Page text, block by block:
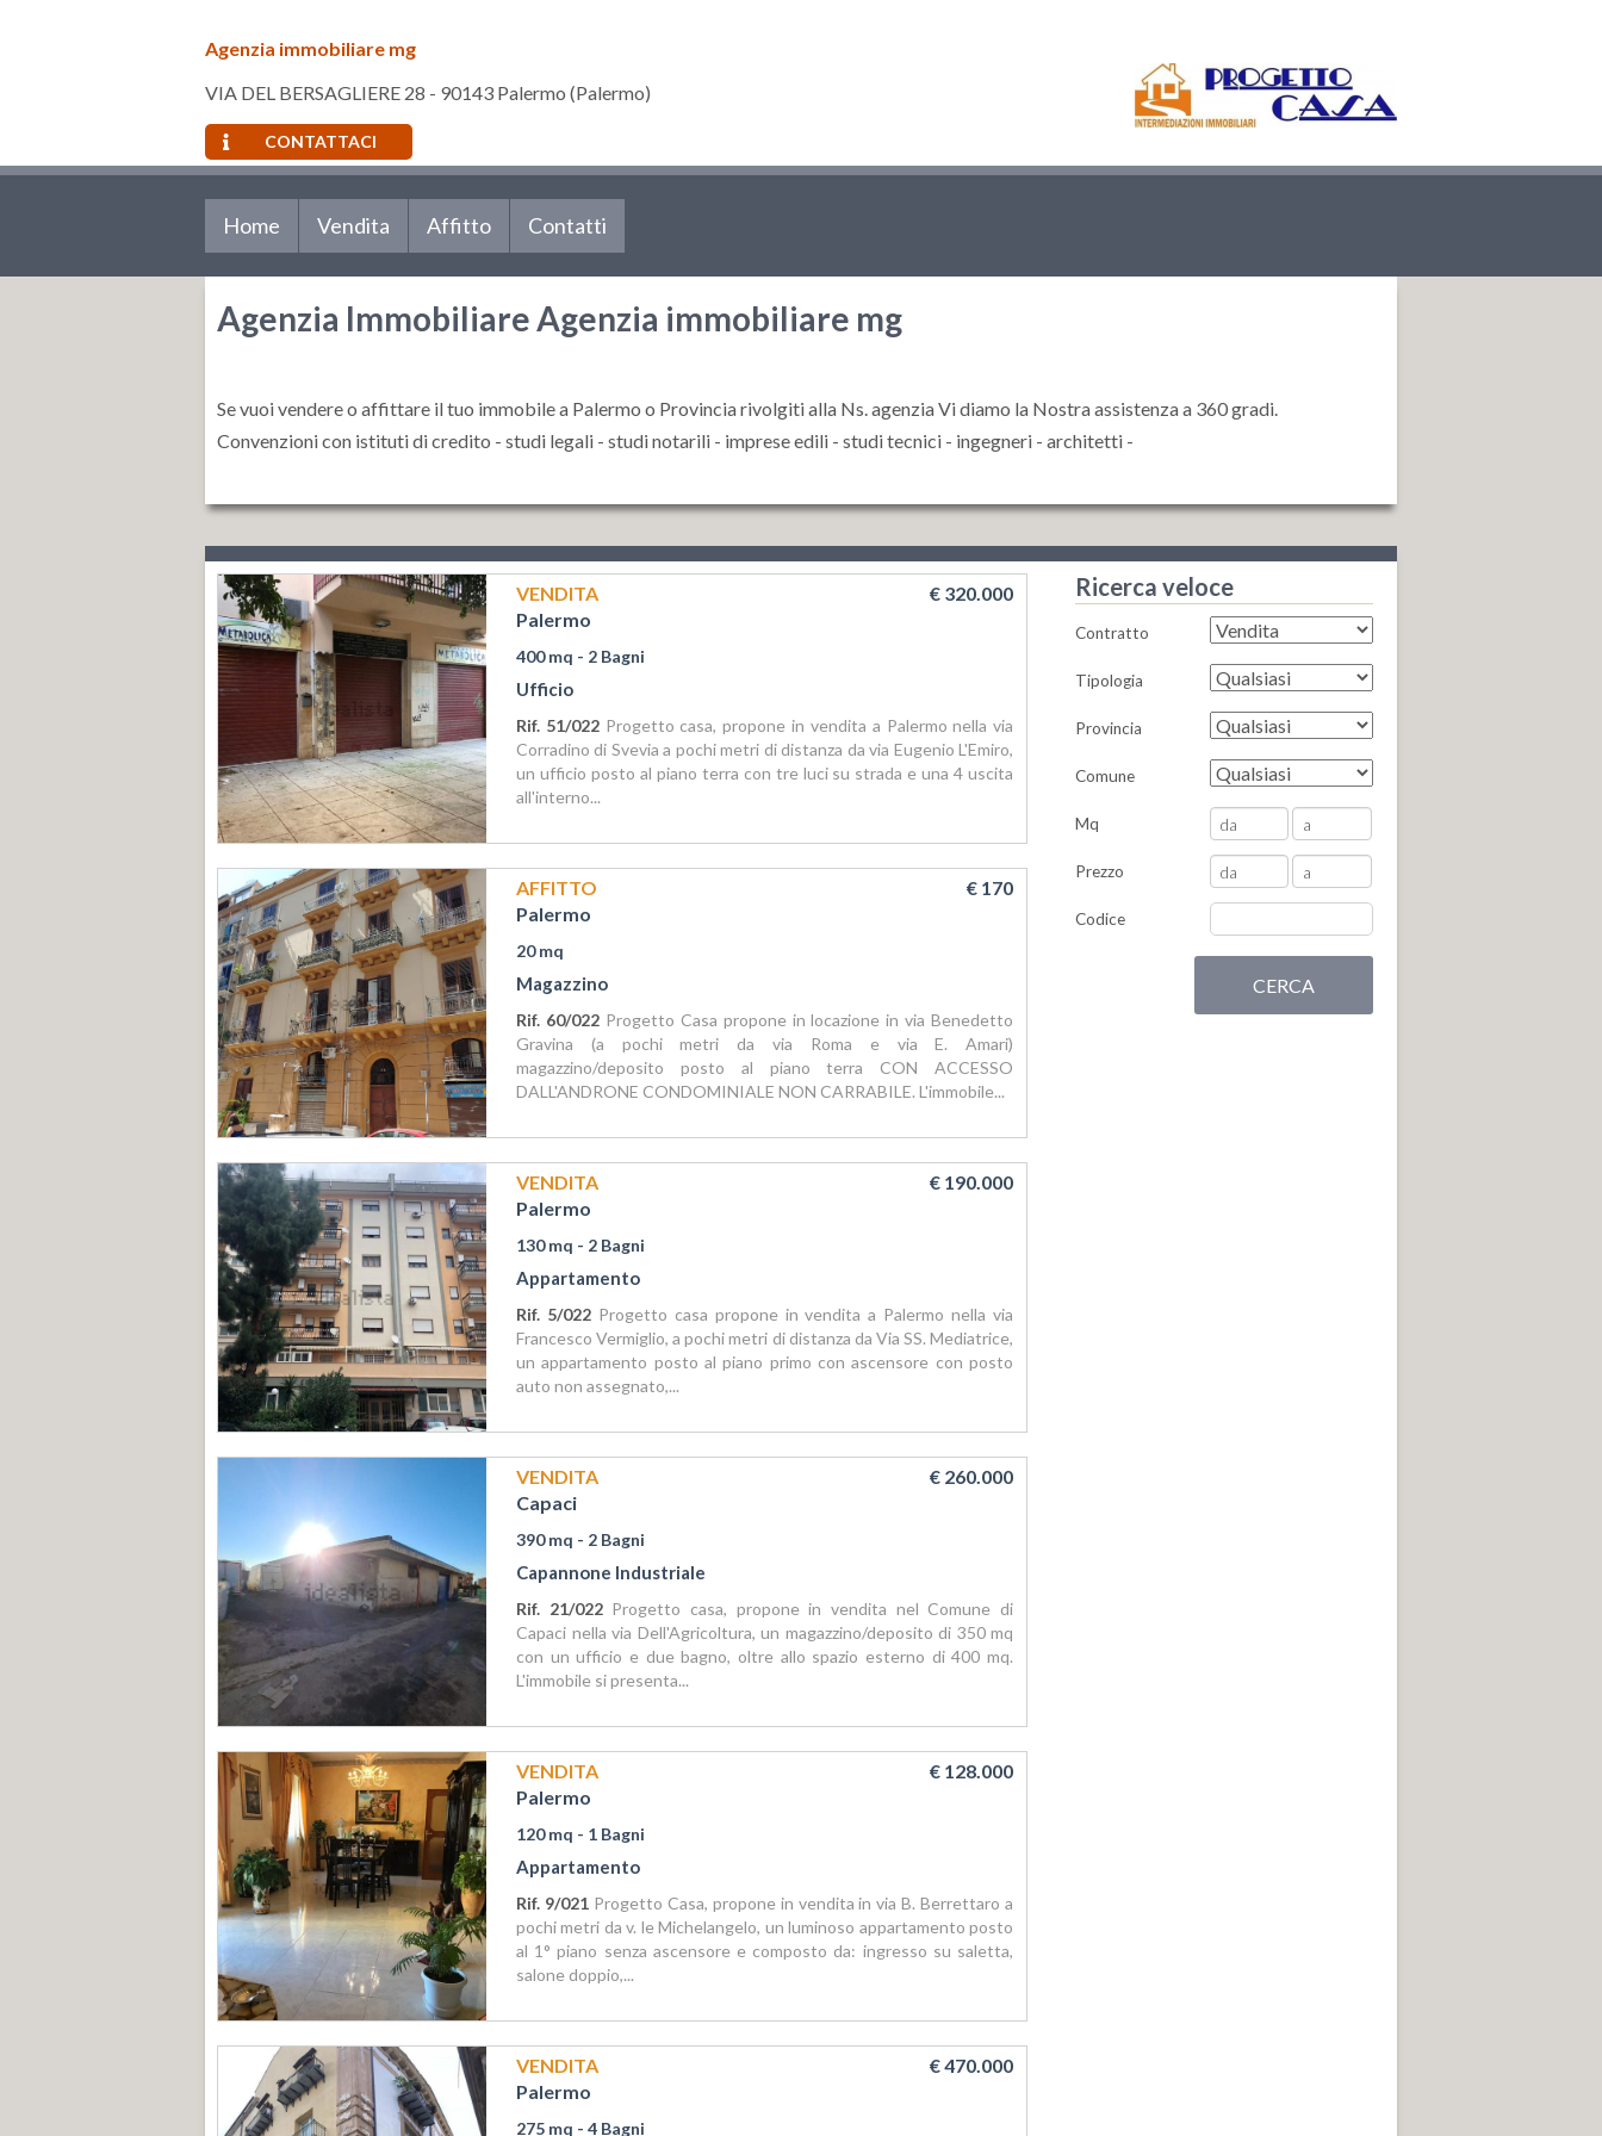
Agenzia immobiliare mg
VIA DEL BERSAGLIERE 28 - 90143 Palermo (Palermo)
CONTATTACI
Home Vendita Affitto Contatti
Agenzia Immobiliare Agenzia immobiliare mg
Se vuoi vendere o affittare il tuo immobile a Palermo o Provincia rivolgiti alla Ns. agenzia Vi diamo la Nostra assistenza a 360 gradi.
Convenzioni con istituti di credito - studi legali - studi notarili - imprese edili - studi tecnici - ingegneri - architetti -
VENDITA
€ 320.000
Palermo
400 mq - 2 Bagni
Ufficio
Rif. 51/022Progetto casa, propone in vendita a Palermo nella via
Corradino di Svevia a pochi metri di distanza da via Eugenio L'Emiro,
un ufficio posto al piano terra con tre luci su strada e una 4 uscita
all'interno...
AFFITTO
€ 170
Palermo
20 mq
Magazzino
Rif. 60/022Progetto Casa propone in locazione in via Benedetto
Gravina (a pochi metri da via Roma e via E. Amari)
magazzino/deposito posto al piano terra CON ACCESSO
DALL'ANDRONE CONDOMINIALE NON CARRABILE. L'immobile...
VENDITA
€ 190.000
Palermo
130 mq - 2 Bagni
Appartamento
Rif. 5/022Progetto casa propone in vendita a Palermo nella via
Francesco Vermiglio, a pochi metri di distanza da Via SS. Mediatrice,
un appartamento posto al piano primo con ascensore con posto
auto non assegnato,...
VENDITA
€ 260.000
Capaci
390 mq - 2 Bagni
Capannone Industriale
Rif. 21/022Progetto casa, propone in vendita nel Comune di
Capaci nella via Dell'Agricoltura, un magazzino/deposito di 350 mq
con un ufficio e due bagno, oltre allo spazio esterno di 400 mq.
L'immobile si presenta...
VENDITA
€ 128.000
Palermo
120 mq - 1 Bagni
Appartamento
Rif. 9/021Progetto Casa, propone in vendita in via B. Berrettaro a
pochi metri da v. le Michelangelo, un luminoso appartamento posto
al 1° piano senza ascensore e composto da: ingresso su saletta,
salone doppio,...
VENDITA
€ 470.000
Palermo
275 mq - 4 Bagni
Ricerca veloce
Contratto
Tipologia
Provincia
Comune
Mq
Prezzo
Codice
CERCA